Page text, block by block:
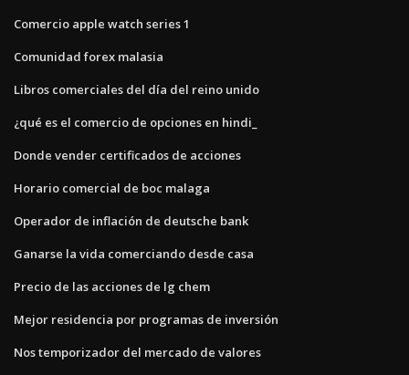
Comercio apple watch series 1
Comunidad forex malasia
Libros comerciales del día del reino unido
¿qué es el comercio de opciones en hindi_
Donde vender certificados de acciones
Horario comercial de boc malaga
Operador de inflación de deutsche bank
Ganarse la vida comerciando desde casa
Precio de las acciones de lg chem
Mejor residencia por programas de inversión
Nos temporizador del mercado de valores